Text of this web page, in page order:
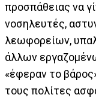
προσπάθειας να
νοσηλευτές,
λεωφορείων,
άλλων
«έφεραν το
τους πολίτες